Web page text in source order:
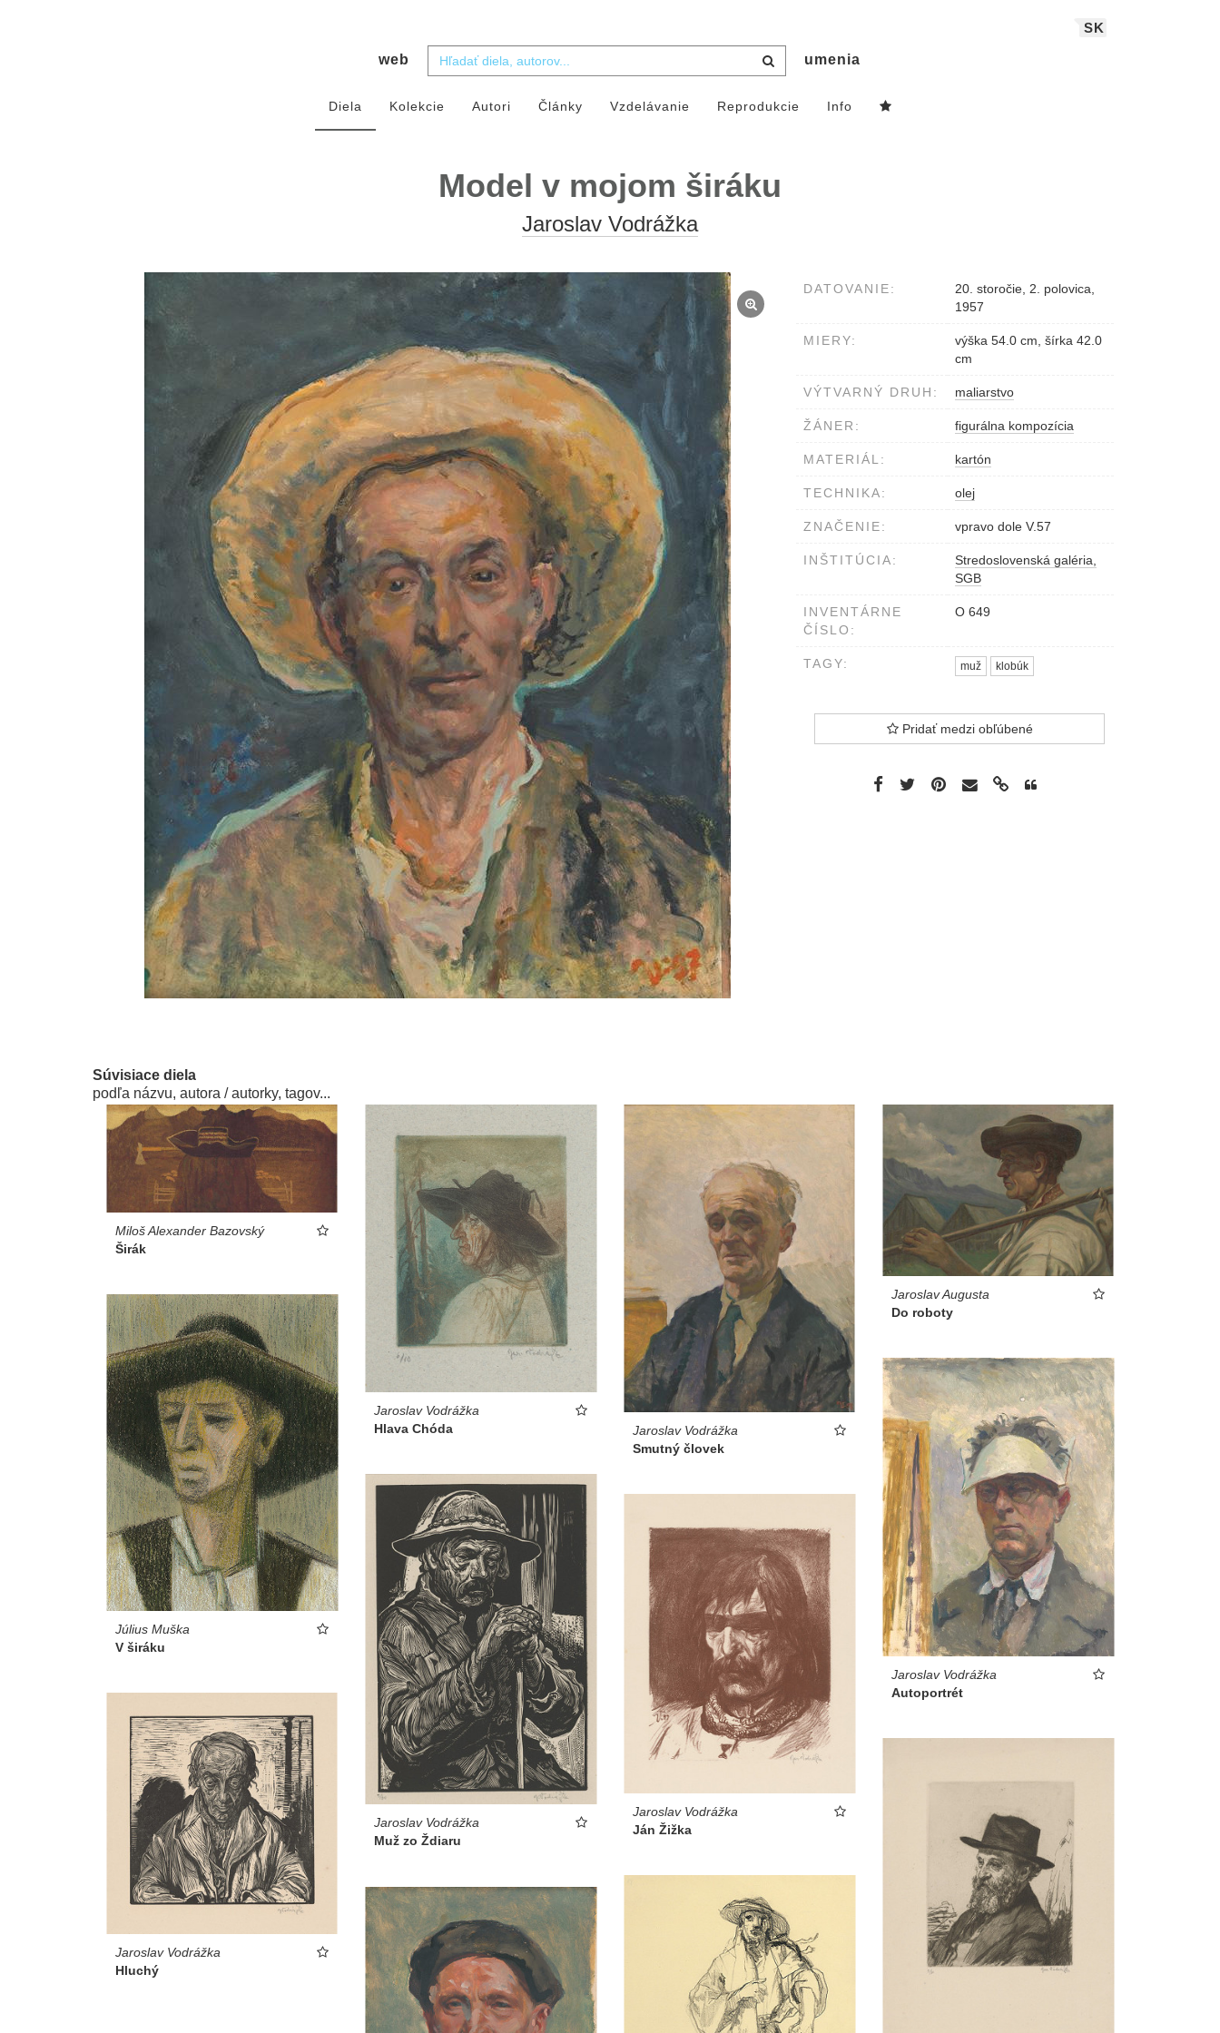
SK
web umenia
Diela Kolekcie Autori Články Vzdelávanie Reprodukcie Info
Model v mojom širáku
Jaroslav Vodrážka
DATOVANIE:
20. storočie, 2. polovica,
1957
MIERY:
výška 54.0 cm, šírka 42.0
cm
VÝTVARNÝ DRUH: maliarstvo
ŽÁNER: figurálna kompozícia
MATERIÁL: kartón
TECHNIKA: olej
ZNAČENIE: vpravo dole V.57
INŠTITÚCIA:
Stredoslovenská galéria,
SGB
INVENTÁRNE
ČÍSLO:
O 649
TAGY: muž klobúk
Pridať medzi obľúbené
Súvisiace diela
podľa názvu, autora / autorky, tagov...
Miloš Alexander Bazovský
Širák
Jaroslav Vodrážka
Hlava Chóda
Jaroslav Vodrážka
Smutný človek
Jaroslav Augusta
Do roboty
Július Muška
V širáku
Jaroslav Vodrážka
Autoportrét
Jaroslav Vodrážka
Muž zo Ždiaru
Jaroslav Vodrážka
Ján Žižka
Jaroslav Vodrážka
Hluchý